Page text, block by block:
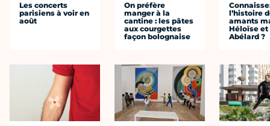
Les concerts
parisiens à voir en
août
On préfère
manger à la
cantine : les pâtes
aux courgettes
façon bolognaise
l’histoire
amants
Héloïse et
Abélard ?